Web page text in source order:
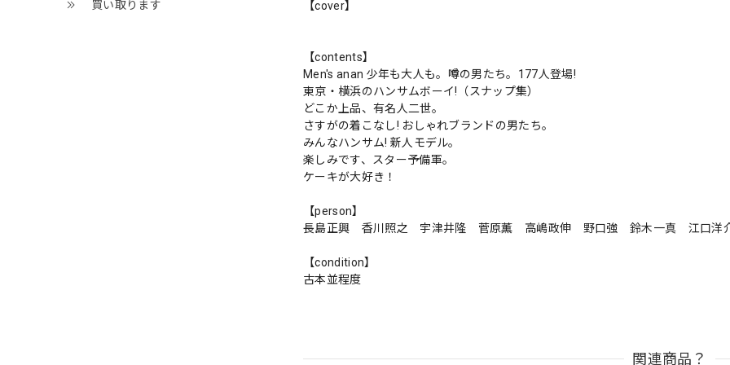
買い取ります 【cover】
【contents】
Men's anan 少年も大人も。噂の男たち。177人登場!
東京・横浜のハンサムボーイ!（スナップ集）
どこか上品、有名人二世。
さすがの着こなし! おしゃれブランドの男たち。
みんなハンサム! 新人モデル。
楽しみです、スター予備軍。
ケーキが大好き！
【person】
長島正興 香川照之 宇津井隆 菅原薫 高嶋政伸 野口強 鈴木一真 江口洋
【condition】
古本並程度
関連商品？